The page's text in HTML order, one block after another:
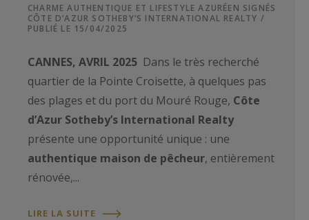
CHARME AUTHENTIQUE ET LIFESTYLE AZURÉEN SIGNÉS
CÔTE D’AZUR SOTHEBY’S INTERNATIONAL REALTY /
PUBLIÉ LE 15/04/2025
CANNES, AVRIL 2025 Dans le très recherché
quartier de la Pointe Croisette, à quelques pas
des plages et du port du Mouré Rouge, Côte
d’Azur Sotheby’s International Realty
présente une opportunité unique : une
authentique maison de pêcheur, entièrement
rénovée,...
LIRE LA SUITE